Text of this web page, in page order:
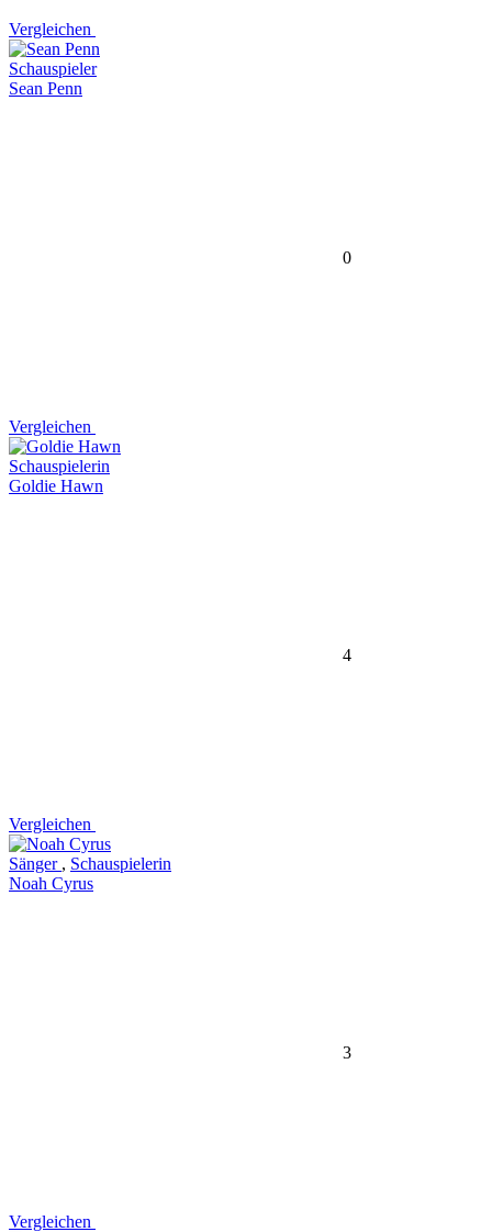
Vergleichen
Schauspieler
Sean Penn
0
Vergleichen
Schauspielerin
Goldie Hawn
4
Vergleichen
Sänger , Schauspielerin
Noah Cyrus
3
Vergleichen